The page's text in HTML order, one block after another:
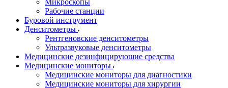
Микроскопы
Рабочие станции
Буровой инструмент
Денситометры
Рентгеновские денситометры
Ультразвуковые денситометры
Медицинские дезинфицирующие средства
Медицинские мониторы
Медицинские мониторы для диагностики
Медицинские мониторы для хирургии